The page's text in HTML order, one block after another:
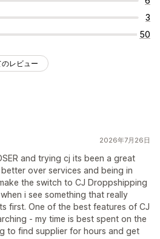
3
50
レビュー
2026年7月26日
and trying cj its been a great
over services and being in
the switch to CJ Droppshipping
i see something that really
first. One of the best features of CJ
- my time is best spent on the
to find supplier for hours and get